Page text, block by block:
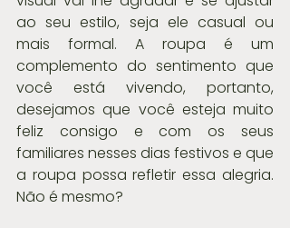
ao seu estilo, seja ele casual ou
mais formal. A roupa é um
complemento do sentimento que
você está vivendo, portanto,
desejamos que você esteja muito
feliz consigo e com os seus
familiares nesses dias festivos e que
a roupa possa refletir essa alegria.
Não é mesmo?